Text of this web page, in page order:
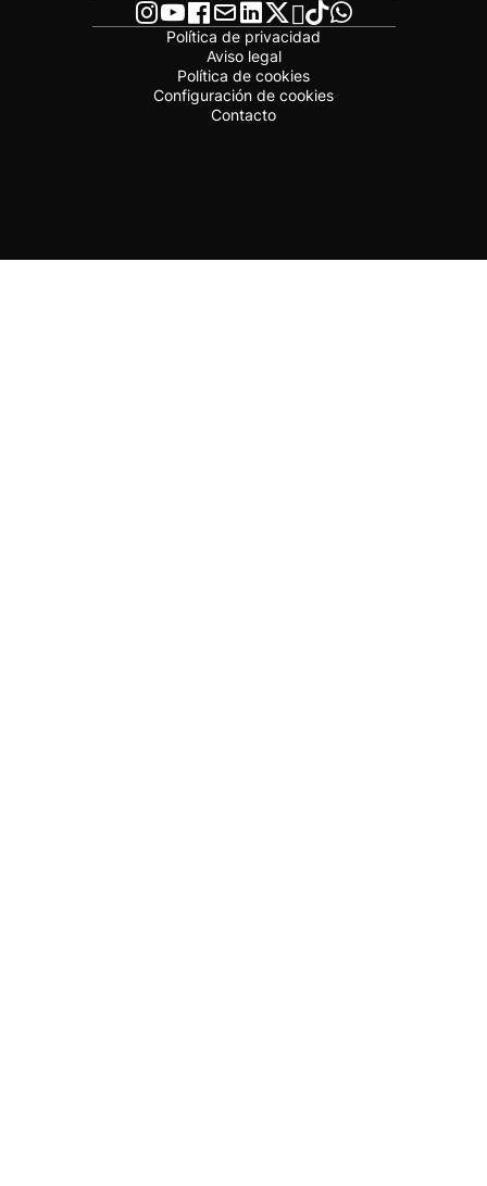
Política de privacidad
Aviso legal
Política de cookies
Configuración de cookies
Contacto